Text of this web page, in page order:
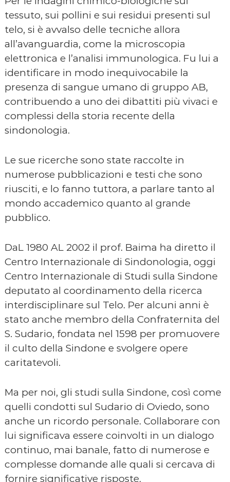
tessuto, sui pollini e sui residui presenti sul
telo, si è avvalso delle tecniche allora
all’avanguardia, come la microscopia
elettronica e l’analisi immunologica. Fu lui a
identificare in modo inequivocabile la
presenza di sangue umano di gruppo AB,
contribuendo a uno dei dibattiti più vivaci e
complessi della storia recente della
sindonologia.
Le sue ricerche sono state raccolte in
numerose pubblicazioni e testi che sono
riusciti, e lo fanno tuttora, a parlare tanto al
mondo accademico quanto al grande
pubblico.
DaL 1980 AL 2002 il prof. Baima ha diretto il
Centro Internazionale di Sindonologia, oggi
Centro Internazionale di Studi sulla Sindone
deputato al coordinamento della ricerca
interdisciplinare sul Telo. Per alcuni anni è
stato anche membro della Confraternita del
S. Sudario, fondata nel 1598 per promuovere
il culto della Sindone e svolgere opere
caritatevoli.
Ma per noi, gli studi sulla Sindone, così come
quelli condotti sul Sudario di Oviedo, sono
anche un ricordo personale. Collaborare con
lui significava essere coinvolti in un dialogo
continuo, mai banale, fatto di numerose e
complesse domande alle quali si cercava di
fornire significative risposte.